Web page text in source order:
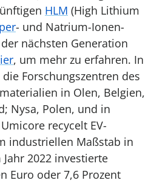
HLM (High Lithium
- und Natrium-Ionen-
nächsten Generation
, um mehr zu erfahren. In
Forschungszentren des
in Olen, Belgien,
Nysa, Polen, und in
recycelt EV-
industriellen Maßstab in
2022 investierte
Euro oder 7,6 Prozent